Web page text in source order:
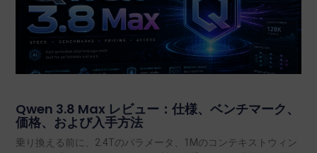
Qwen 3.8 Max レビュー：仕様、ベンチマーク、
価格、および入手方法
乗り換える前に、2.4Tのパラメータ、1Mのコンテキストウィン